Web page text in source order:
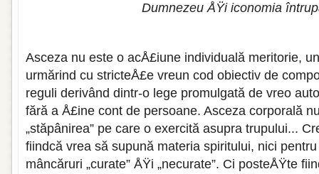
Dumnezeu ÅŸi iconomia
Asceza nu este o acÅ£iune individuală meritorie,
urmărind cu stricteÅ£e vreun cod obiectiv de
reguli derivând dintr-o lege promulgată de vreo
fără a Å£ine cont de persoane. Asceza corporală
„stăpânirea” pe care o exercită asupra trupului...
fiindcă vrea să supună materia spiritului, nici
mâncăruri „curate” ÅŸi „necurate”. Ci posteÅŸte